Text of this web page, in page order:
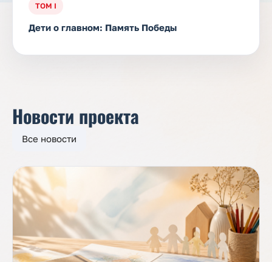
ТОМ I
Дети о главном: Память Победы
Новости проекта
Все новости